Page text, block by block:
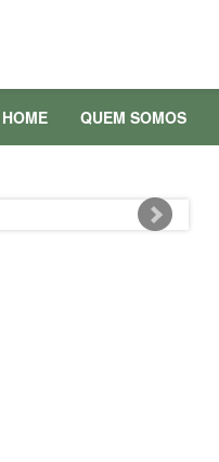
HOME QUEM SOMOS